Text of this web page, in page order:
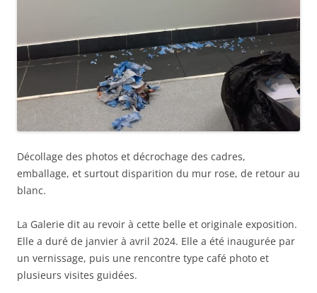
Décollage des photos et décrochage des cadres,
emballage, et surtout disparition du mur rose, de retour au
blanc.
La Galerie dit au revoir à cette belle et originale exposition.
Elle a duré de janvier à avril 2024. Elle a été inaugurée par
un vernissage, puis une rencontre type café photo et
plusieurs visites guidées.